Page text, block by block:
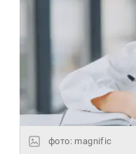
фото: magnific